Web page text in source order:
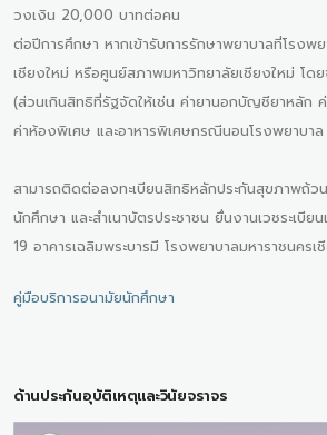
วงเงิน 20,000 บาทต่อคน
ต่อปีการศึกษา หากเข้ารับการรักษาพยาบาลที่โรงพ
เชียงใหม่ หรือศูนย์สภาพมหาวิทยาลัยเชียงใหม่ โด
(ส่วนเกินสิทธิที่รัฐจัดให้เช่น ค่ายานอกบัญชียาหลัก
ค่าห้องพิเศษ และอาหารพิเศษกรณีนอนโรงพยาบา
สามารถติดต่อลงทะเบียนสิทธิหลักประกันสุขภาพถ้ว
นักศึกษา และสำเนาบัตรประชาชน ยื่นงานเวชระเบี
19 อาคารเฉลิมพระบารมี โรงพยาบาลมหาราชนครเ
คู่มือบริการอนามัยนักศึกษา
ด้านประกันอุบัติเหตุและวินัยจราจร